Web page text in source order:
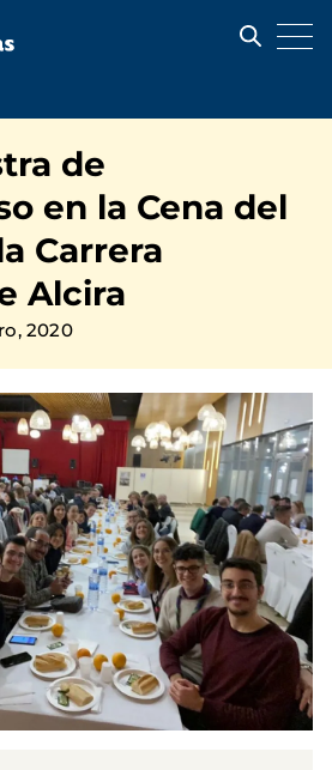
de
en la Cena del
Carrera
Alcira
2020